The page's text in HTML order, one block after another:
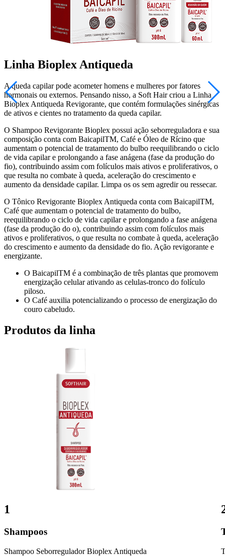
Linha Bioplex Antiqueda
A queda capilar pode acometer homens e mulheres por fatores
hormonais ou externos. Pensando nisso, a Soft Hair criou a Linha
Bioplex Antiqueda Revigorante, que contém formulações sinérgicas
de ativos e cientes no tratamento da queda capilar.
O Shampoo Revigorante Bioplex possui ação seborreguladora e sua
composição conta com BaicapilTM, Café e Óleo de Rícino que
aumentam o potencial de tratamento do bulbo reequilibrando o ciclo
de vida capilar e prolongando a fase anágena (fase da produção do
fio), contribuindo assim com folículos mais ativos e proliferativos, o
que resulta no combate à queda, aceleração do crescimento e
aumento da densidade capilar. Limpa os os sem agredir ou ressecar.
O Tônico Revigorante Bioplex Antiqueda conta com BaicapilTM,
Café que aumentam o potencial de tratamento do bulbo,
reequilibrando o ciclo de vida capilar e prolongando a fase anágena
(fase da produção do o), contribuindo assim com folículos mais
ativos e proliferativos, o que resulta no combate à queda, aceleração
do crescimento e aumento da densidade do fio. Ação revigorante e
energizante.
O BaicapilTM é a combinação de três plantas que promovem
energização celular ativando as celulas-tronco do folículo
piloso.
O Café auxilia potencializando o processo de energização do
couro cabeludo.
Produtos da linha
1
Shampoos
Shampoo Seborregulador Bioplex Antiqueda